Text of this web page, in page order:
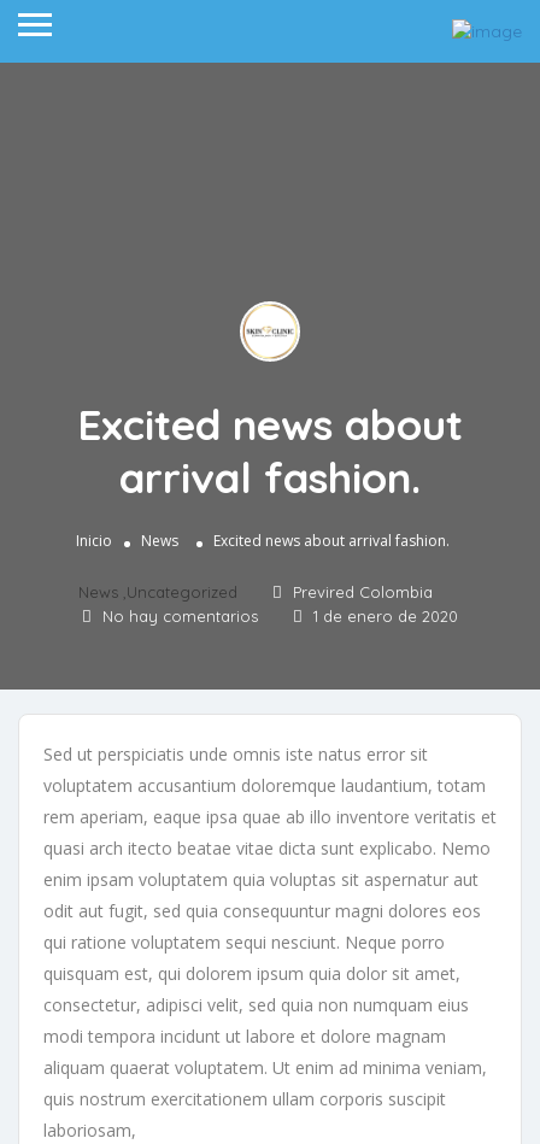
Excited news about
arrival fashion.
Inicio News Excited news about arrival fashion.
News,Uncategorized Previred Colombia
No hay comentarios 1 de enero de 2020
Sed ut perspiciatis unde omnis iste natus error sit
voluptatem accusantium doloremque laudantium, totam
rem aperiam, eaque ipsa quae ab illo inventore veritatis et
quasi arch itecto beatae vitae dicta sunt explicabo. Nemo
enim ipsam voluptatem quia voluptas sit aspernatur aut
odit aut fugit, sed quia consequuntur magni dolores eos
qui ratione voluptatem sequi nesciunt. Neque porro
quisquam est, qui dolorem ipsum quia dolor sit amet,
consectetur, adipisci velit, sed quia non numquam eius
modi tempora incidunt ut labore et dolore magnam
aliquam quaerat voluptatem. Ut enim ad minima veniam,
quis nostrum exercitationem ullam corporis suscipit
laboriosam,